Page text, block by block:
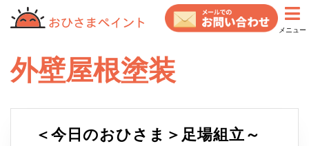
ツ
メニュー
外壁屋根塗装
＜今日のおひさま＞足場組立～